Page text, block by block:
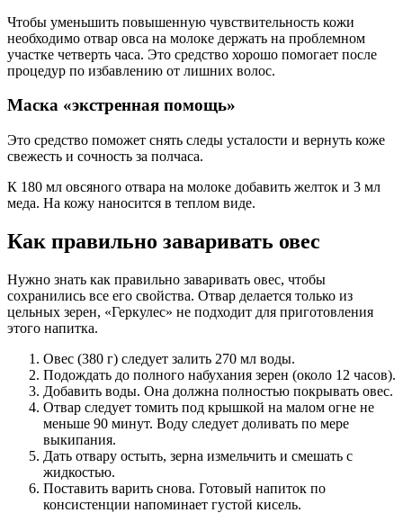
Чтобы уменьшить повышенную чувствительность кожи
необходимо отвар овса на молоке держать на проблемном
участке четверть часа. Это средство хорошо помогает после
процедур по избавлению от лишних волос.
Маска «экстренная помощь»
Это средство поможет снять следы усталости и вернуть коже
свежесть и сочность за полчаса.
К 180 мл овсяного отвара на молоке добавить желток и 3 мл
меда. На кожу наносится в теплом виде.
Как правильно заваривать овес
Нужно знать как правильно заваривать овес, чтобы
сохранились все его свойства. Отвар делается только из
цельных зерен, «Геркулес» не подходит для приготовления
этого напитка.
Овес (380 г) следует залить 270 мл воды.
Подождать до полного набухания зерен (около 12 часов).
Добавить воды. Она должна полностью покрывать овес.
Отвар следует томить под крышкой на малом огне не
меньше 90 минут. Воду следует доливать по мере
выкипания.
Дать отвару остыть, зерна измельчить и смешать с
жидкостью.
Поставить варить снова. Готовый напиток по
консистенции напоминает густой кисель.